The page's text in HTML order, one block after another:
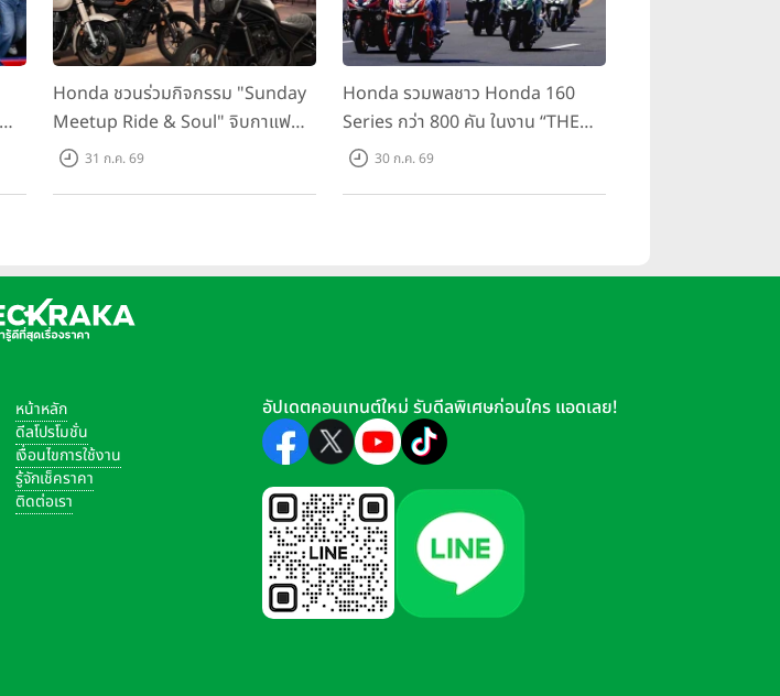
Honda ชวนร่วมกิจกรรม "Sunday
Meetup Ride & Soul" จิบกาแฟ
พูดคุย แลกเปลี่ยนเรื่องราว และขับขี่
31 ก.ค. 69
Honda รวมพลชาว Honda 160
Series กว่า 800 คัน ในงาน “THE
ONE-SIXTI-ER ตัวจริง 160 RIDE
30 ก.ค. 69
หน้าหลัก
ดีลโปรโมชั่น
เงื่อนไขการใช้งาน
รู้จักเช็คราคา
ติดต่อเรา
อัปเดตคอนเทนต์ใหม่ รับดีลพิเศษก่อนใคร แอดเลย!